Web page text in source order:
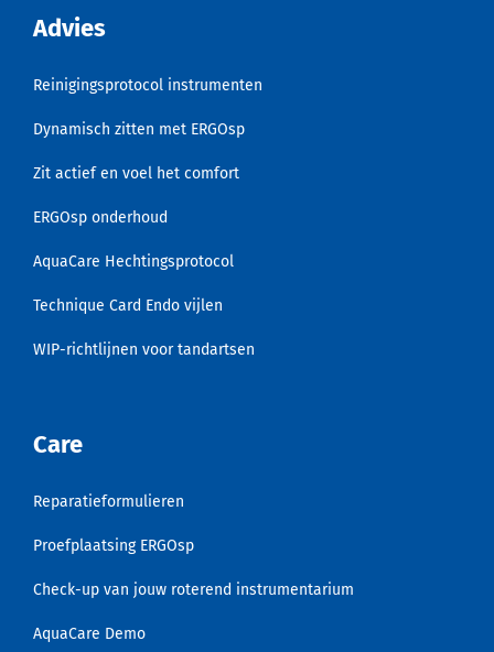
Advies
Reinigingsprotocol instrumenten
Dynamisch zitten met ERGOsp
Zit actief en voel het comfort
ERGOsp onderhoud
AquaCare Hechtingsprotocol
Technique Card Endo vijlen
WIP-richtlijnen voor tandartsen
Care
Reparatieformulieren
Proefplaatsing ERGOsp
Check-up van jouw roterend instrumentarium
AquaCare Demo